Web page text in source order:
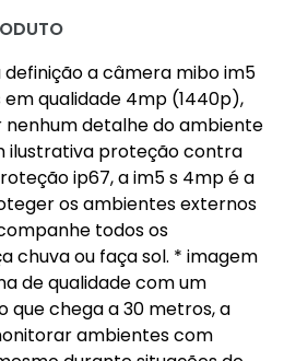
a câmera mibo im5
qualidade 4mp (1440p),
detalhe do ambiente
ilustrativa proteção contra
ip67, a im5 s 4mp é a
os ambientes externos
todos os
chuva ou faça sol. * imagem
de qualidade com um
chega a 30 metros, a
ambientes com